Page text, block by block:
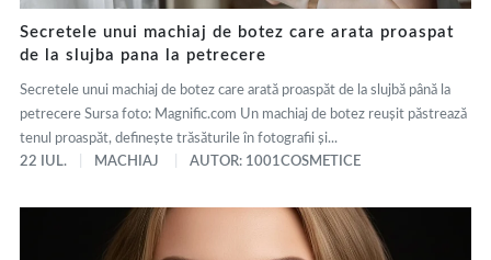
Secretele unui machiaj de botez care arata proaspat
de la slujba pana la petrecere
Secretele unui machiaj de botez care arată proaspăt de la slujbă până la
petrecere Sursa foto: Magnific.com Un machiaj de botez reușit păstrează
tenul proaspăt, definește trăsăturile în fotografii și...
22 IUL.
MACHIAJ AUTOR: 1001COSMETICE